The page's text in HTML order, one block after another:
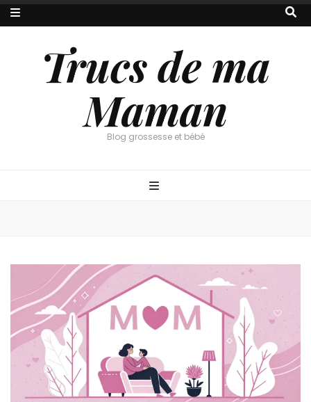
Trucs de ma
Maman
Blog grossesse et bébé